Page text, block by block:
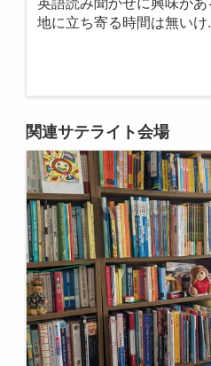
地に立ち寄る時間は無い
関連サテライト会場